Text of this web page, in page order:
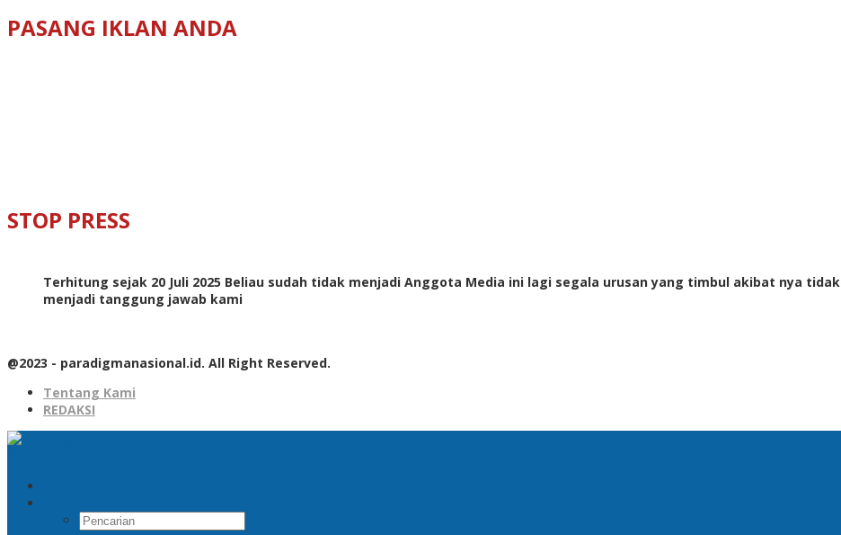
PASANG IKLAN ANDA
STOP PRESS
Terhitung sejak 20 Juli 2025 Beliau sudah tidak menjadi Anggota Media ini lagi segala urusan yang timbul akibat nya tidak
menjadi tanggung jawab kami
@2023 - paradigmanasional.id. All Right Reserved.
Tentang Kami
REDAKSI